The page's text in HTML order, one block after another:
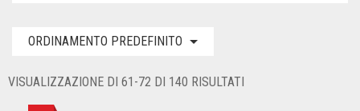
CATALOGO LIBRI
CATALOGO STAMPE D’ARTE
RECENSIONI
DISTRIBUZIONE
ORDINAMENTO PREDEFINITO
VISUALIZZAZIONE DI 61-72 DI 140 RISULTATI